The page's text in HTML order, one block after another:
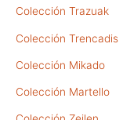
Colección Trazuak
Colección Trencadis
Colección Mikado
Colección Martello